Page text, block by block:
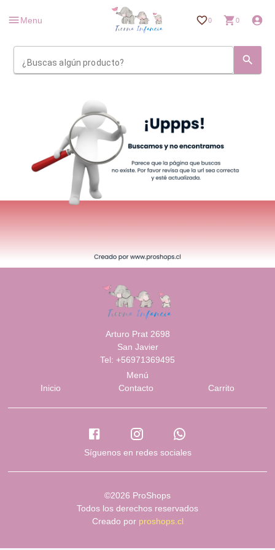
Menu 0 0
¿Buscas algún producto?
Arturo Prat 2698
San Javier
Tel: +56971369495
Menú
Inicio
Contacto Carrito
Síguenos en redes sociales
©2026 ProShops
Todos los derechos reservados
Creado por proshops.cl